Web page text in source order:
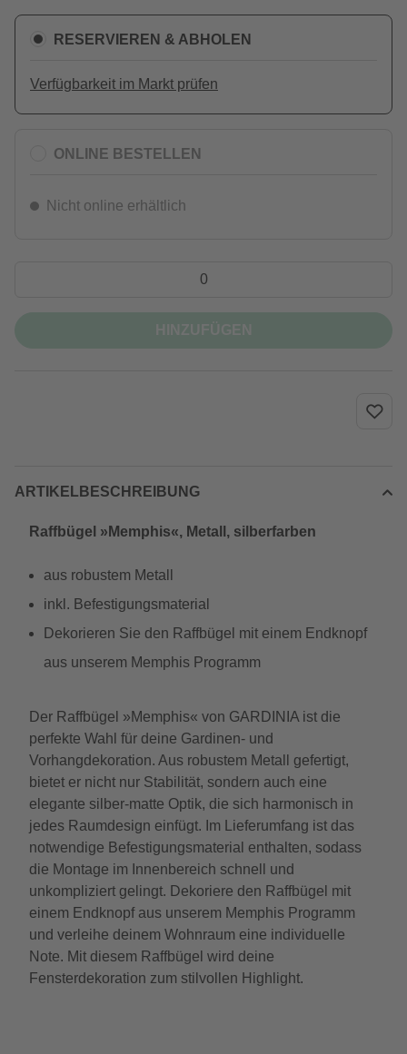
RESERVIEREN & ABHOLEN
Verfügbarkeit im Markt prüfen
ONLINE BESTELLEN
Nicht online erhältlich
ARTIKELBESCHREIBUNG
Raffbügel »Memphis«, Metall, silberfarben
aus robustem Metall
inkl. Befestigungsmaterial
Dekorieren Sie den Raffbügel mit einem Endknopf
aus unserem Memphis Programm
Der Raffbügel »Memphis« von GARDINIA ist die
perfekte Wahl für deine Gardinen- und
Vorhangdekoration. Aus robustem Metall gefertigt,
bietet er nicht nur Stabilität, sondern auch eine
elegante silber-matte Optik, die sich harmonisch in
jedes Raumdesign einfügt. Im Lieferumfang ist das
notwendige Befestigungsmaterial enthalten, sodass
die Montage im Innenbereich schnell und
unkompliziert gelingt. Dekoriere den Raffbügel mit
einem Endknopf aus unserem Memphis Programm
und verleihe deinem Wohnraum eine individuelle
Note. Mit diesem Raffbügel wird deine
Fensterdekoration zum stilvollen Highlight.